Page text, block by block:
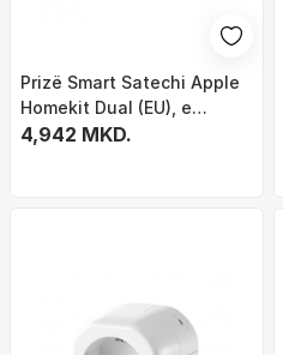
Prizë Smart Satechi Apple
Homekit Dual (EU), e
bardhë
4,942 MKD.